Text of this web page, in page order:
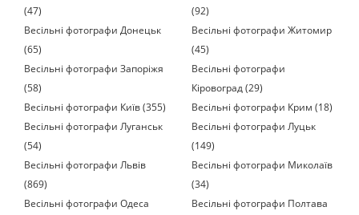
(47)
(92)
Весільні фотографи Донецьк
(65)
Весільні фотографи Житомир
(45)
Весільні фотографи Запоріжя
(58)
Весільні фотографи
Кіровоград (29)
Весільні фотографи Київ (355)
Весільні фотографи Крим (18)
Весільні фотографи Луганськ
(54)
Весільні фотографи Луцьк
(149)
Весільні фотографи Львів
(869)
Весільні фотографи Миколаїв
(34)
Весільні фотографи Одеса
Весільні фотографи Полтава